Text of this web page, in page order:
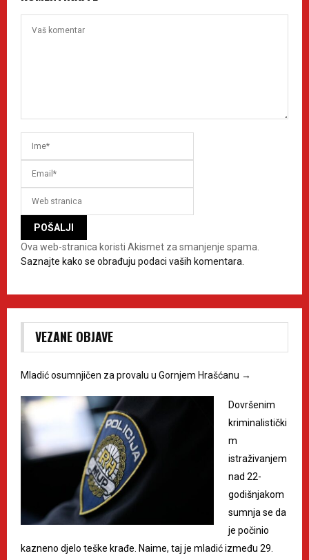
Ova web-stranica koristi Akismet za smanjenje spama.
Saznajte kako se obrađuju podaci vaših komentara.
VEZANE OBJAVE
Mladić osumnjičen za provalu u Gornjem Hrašćanu →
Dovršenim
kriminalistički
m
istraživanjem
nad 22-
godišnjakom
sumnja se da
je počinio
kazneno djelo teške krađe. Naime, taj je mladić između 29.